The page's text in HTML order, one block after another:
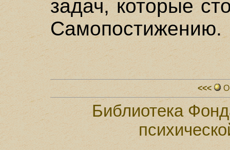
задач, которые
Самопостижению.
<<<
Библиотека